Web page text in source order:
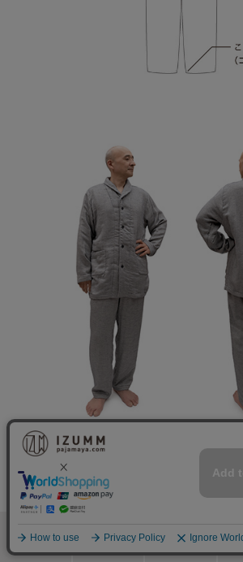
ホーム カート おねむりフェア
身長170cm Mサイズ